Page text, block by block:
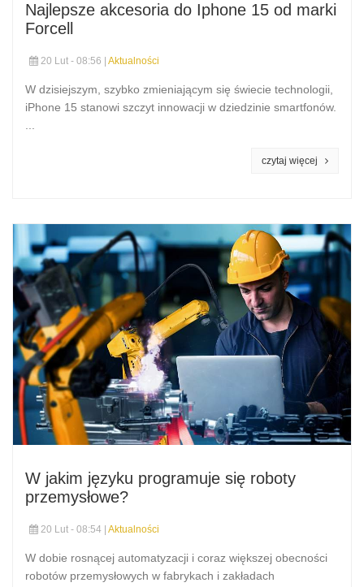
Najlepsze akcesoria do Iphone 15 od marki
Forcell
20 Lut - 08:56 | Aktualności
W dzisiejszym, szybko zmieniającym się świecie technologii,
iPhone 15 stanowi szczyt innowacji w dziedzinie smartfonów.
...
W jakim języku programuje się roboty
przemysłowe?
20 Lut - 08:54 | Aktualności
W dobie rosnącej automatyzacji i coraz większej obecności
robotów przemysłowych w fabrykach i zakładach